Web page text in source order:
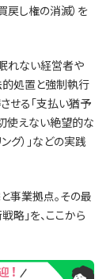
戻し権の消滅）を
れない経営者や
的処置と強制執行
せる「支払い猶予
使えない絶望的な
グ）」などの実践
事業拠点。その最
」を、ここから